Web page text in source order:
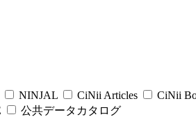
NINJAL CiNii Articles CiNii
公共データカタログ